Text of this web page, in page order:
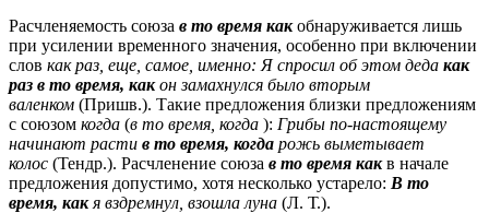
Расчленяемость союза в то время как обнаруживается лишь
при усилении временного значения, особенно при включении
слов как раз, еще, самое, именно: Я спросил об этом деда как
раз в то время, какон замахнулся было вторым
валенком (Пришв.). Такие предложения близки предложениям
с союзом когда (в то время, когда ): Грибы по-настоящему
начинают расти в то время, когда рожь выметывает
колос (Тендр.). Расчленение союза в то время какв начале
предложения допустимо, хотя несколько устарело: В то
время, какя вздремнул, взошла луна (Л. Т.).